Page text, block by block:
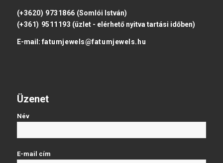
(+3620) 9731866 (Somlói István)
(+361) 9511193 (üzlet - elérhető nyitva tartási időben)
E-mail: fatumjewels@fatumjewels.hu
Üzenet
Név
E-mail cím